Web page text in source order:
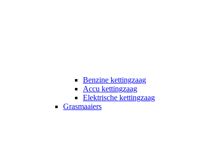
Benzine kettingzaag
Accu kettingzaag
Elektrische kettingzaag
Grasmaaiers